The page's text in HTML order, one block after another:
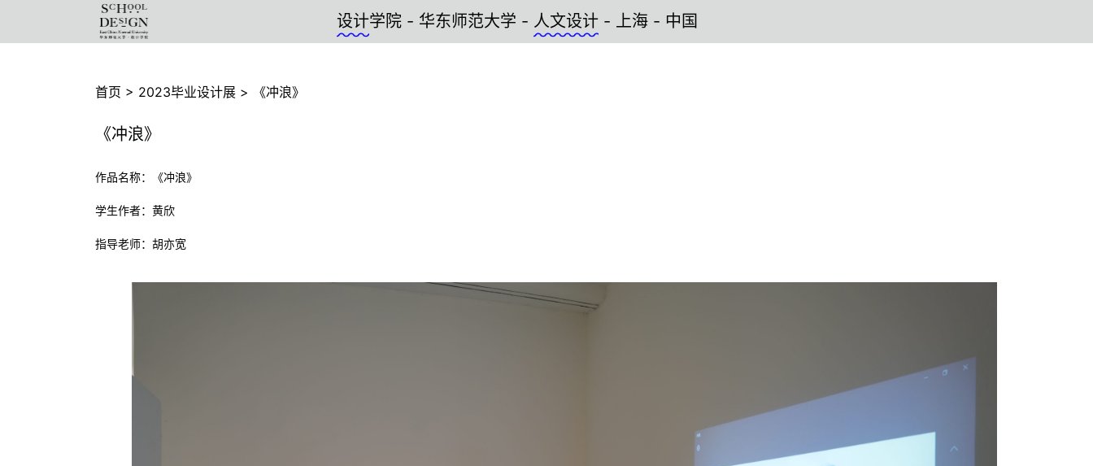
学院 - 华东师范大学 -人文设计- 上海 - 中国
首页 > 2023毕业设计展 > 《冲浪》
《冲浪》
作品名称：《冲浪》
学生作者：黄欣
指导老师：胡亦宽